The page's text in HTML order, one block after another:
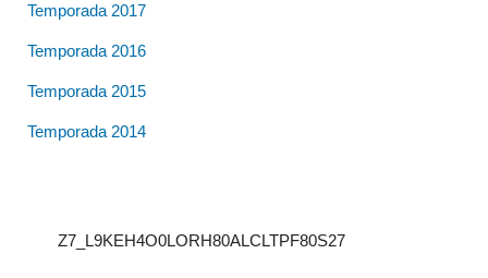
Temporada 2017
Temporada 2016
Temporada 2015
Temporada 2014
Z7_L9KEH4O0LORH80ALCLTPF80S27